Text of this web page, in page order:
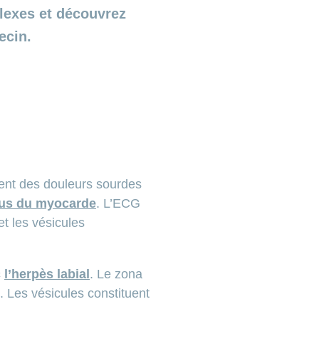
et découvrez
des douleurs sourdes
du myocarde. L’ECG
les vésicules
l’herpès labial . Le zona
Les vésicules constituent